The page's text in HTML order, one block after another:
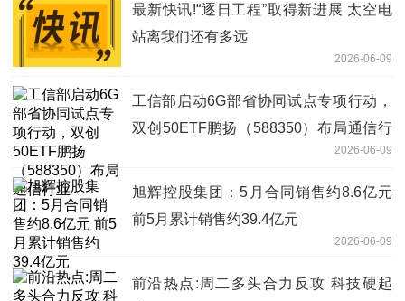
最新快讯!“逐日工程”取得新进展 太空电
站离我们还有多远
2026-06-09
工信部启动6G部省协同试点专项行动，
双创50ETF鹏扬（588350）布局通信行
2026-06-09
旭辉控股集团：5月合同销售约8.6亿元
前5月累计销售约39.4亿元
2026-06-09
前沿热点:周二多头合力反攻 科技硬起